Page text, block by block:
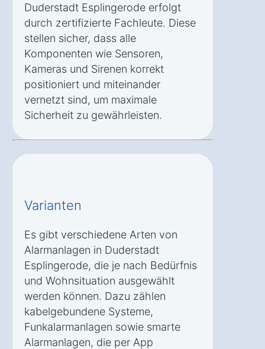
Duderstadt Esplingerode erfolgt
durch zertifizierte Fachleute. Diese
stellen sicher, dass alle
Komponenten wie Sensoren,
Kameras und Sirenen korrekt
positioniert und miteinander
vernetzt sind, um maximale
Sicherheit zu gewährleisten.
Varianten
Es gibt verschiedene Arten von
Alarmanlagen in Duderstadt
Esplingerode, die je nach Bedürfnis
und Wohnsituation ausgewählt
werden können. Dazu zählen
kabelgebundene Systeme,
Funkalarmanlagen sowie smarte
Alarmanlagen, die per App